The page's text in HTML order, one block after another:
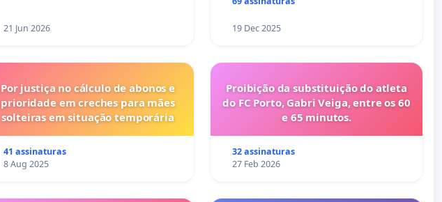
21 Jun 2026 19 Dec 2025
Por justiça no cálculo de abonos e
prioridade em creches para mães
solteiras em situação temporária
41 assinaturas
8 Aug 2025
Proibição da substituição do atleta
do FC Porto, Gabri Veiga, entre os 60
e 65 minutos.
32 assinaturas
27 Feb 2026